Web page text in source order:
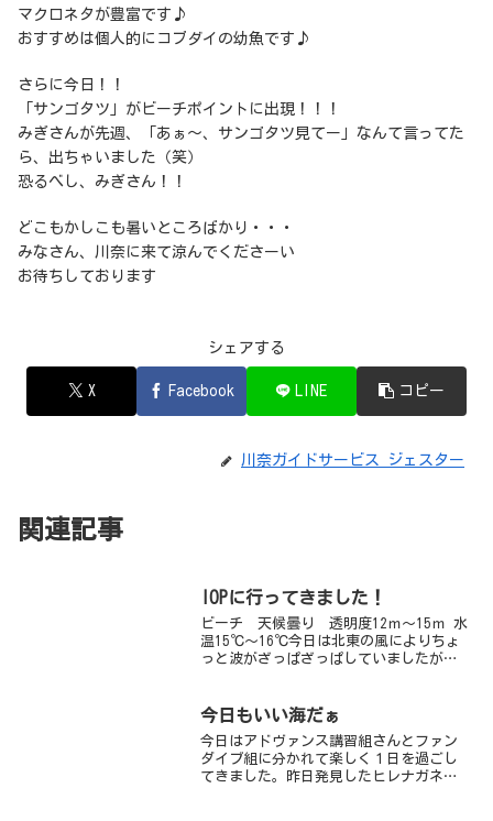
マクロネタが豊富です♪
おすすめは個人的にコブダイの幼魚です♪
さらに今日！！
「サンゴタツ」がビーチポイントに出現！！！
みぎさんが先週、「あぁ～、サンゴタツ見てー」なんて言ってた
ら、出ちゃいました（笑）
恐るべし、みぎさん！！
どこもかしこも暑いところばかり・・・
みなさん、川奈に来て涼んでくださーい
お待ちしております
シェアする
X Facebook LINE コピー
川奈ガイドサービス ジェスター
関連記事
IOPに行ってきました！
ビーチ 天候曇り 透明度12ｍ～15ｍ 水
温15℃～16℃今日は北東の風によりちょ
っと波がざっぱざっぱしていましたが、
は海洋公園に下見ダイビングに行ってき
今日もいい海だぁ
今日はアドヴァンス講習組さんとファン
ダイブ組に分かれて楽しく１日を過ごし
てきました。昨日発見したヒレナガネジ